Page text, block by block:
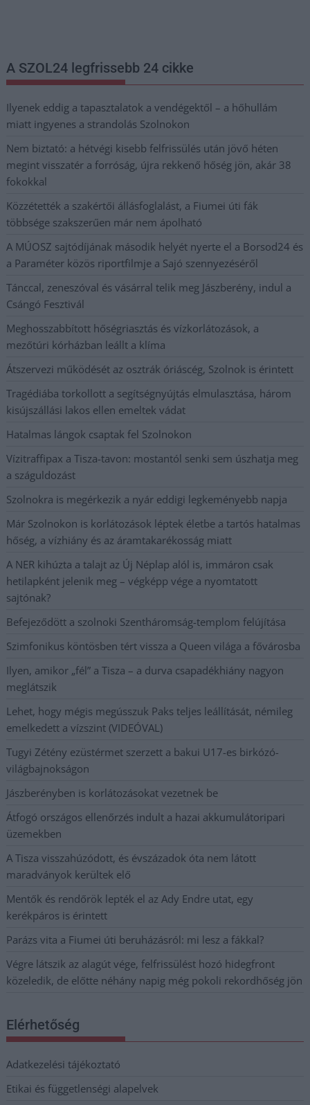
A SZOL24 legfrissebb 24 cikke
Ilyenek eddig a tapasztalatok a vendégektől – a hőhullám
miatt ingyenes a strandolás Szolnokon
Nem biztató: a hétvégi kisebb felfrissülés után jövő héten
megint visszatér a forróság, újra rekkenő hőség jön, akár 38
fokokkal
Közzétették a szakértői állásfoglalást, a Fiumei úti fák
többsége szakszerűen már nem ápolható
A MÚOSZ sajtódíjának második helyét nyerte el a Borsod24 és
a Paraméter közös riportfilmje a Sajó szennyezéséről
Tánccal, zeneszóval és vásárral telik meg Jászberény, indul a
Csángó Fesztivál
Meghosszabbított hőségriasztás és vízkorlátozások, a
mezőtúri kórházban leállt a klíma
Átszervezi működését az osztrák óriáscég, Szolnok is érintett
Tragédiába torkollott a segítségnyújtás elmulasztása, három
kisújszállási lakos ellen emeltek vádat
Hatalmas lángok csaptak fel Szolnokon
Vízitraffipax a Tisza-tavon: mostantól senki sem úszhatja meg
a száguldozást
Szolnokra is megérkezik a nyár eddigi legkeményebb napja
Már Szolnokon is korlátozások léptek életbe a tartós hatalmas
hőség, a vízhiány és az áramtakarékosság miatt
A NER kihúzta a talajt az Új Néplap alól is, immáron csak
hetilapként jelenik meg – végképp vége a nyomtatott
sajtónak?
Befejeződött a szolnoki Szentháromság-templom felújítása
Szimfonikus köntösben tért vissza a Queen világa a fővárosba
Ilyen, amikor „fél” a Tisza – a durva csapadékhiány nagyon
meglátszik
Lehet, hogy mégis megússzuk Paks teljes leállítását, némileg
emelkedett a vízszint (VIDEÓVAL)
Tugyi Zétény ezüstérmet szerzett a bakui U17-es birkózó-
világbajnokságon
Jászberényben is korlátozásokat vezetnek be
Átfogó országos ellenőrzés indult a hazai akkumulátoripari
üzemekben
A Tisza visszahúzódott, és évszázadok óta nem látott
maradványok kerültek elő
Mentők és rendőrök lepték el az Ady Endre utat, egy
kerékpáros is érintett
Parázs vita a Fiumei úti beruházásról: mi lesz a fákkal?
Végre látszik az alagút vége, felfrissülést hozó hidegfront
közeledik, de előtte néhány napig még pokoli rekordhőség jön
Elérhetőség
Adatkezelési tájékoztató
Etikai és függetlenségi alapelvek